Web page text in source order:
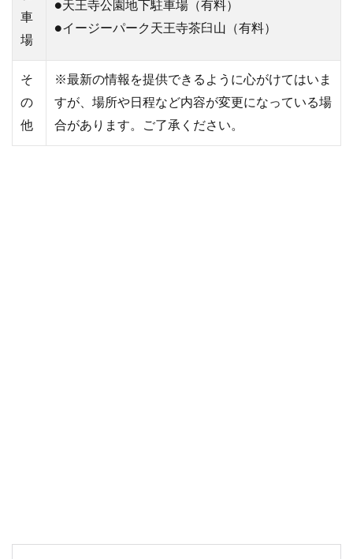
車
場
●天王寺公園地下駐車場（有料）
●イージーパーク天王寺茶臼山（有料）
そ
の
他
※最新の情報を提供できるように心がけてはいま
すが、場所や日程など内容が変更になっている場
合があります。ご了承ください。